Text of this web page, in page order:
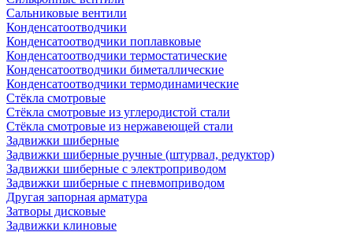
Сальниковые вентили
Конденсатоотводчики
Конденсатоотводчики поплавковые
Конденсатоотводчики термостатические
Конденсатоотводчики биметаллические
Конденсатоотводчики термодинамические
Стёкла смотровые
Стёкла смотровые из углеродистой стали
Стёкла смотровые из нержавеющей стали
Задвижки шиберные
Задвижки шиберные ручные (штурвал, редуктор)
Задвижки шиберные с электроприводом
Задвижки шиберные с пневмоприводом
Другая запорная арматура
Затворы дисковые
Задвижки клиновые